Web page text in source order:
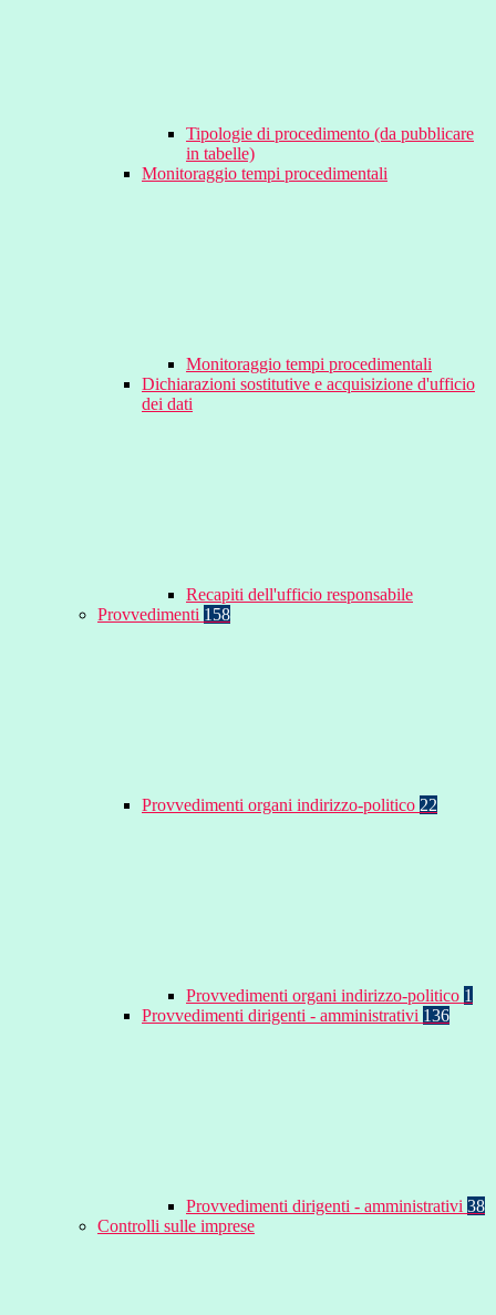
Tipologie di procedimento (da pubblicare
in tabelle)
Monitoraggio tempi procedimentali
Monitoraggio tempi procedimentali
Dichiarazioni sostitutive e acquisizione d'ufficio
dei dati
Recapiti dell'ufficio responsabile
Provvedimenti 158
Provvedimenti organi indirizzo-politico 22
Provvedimenti organi indirizzo-politico 1
Provvedimenti dirigenti - amministrativi 136
Provvedimenti dirigenti - amministrativi 38
Controlli sulle imprese